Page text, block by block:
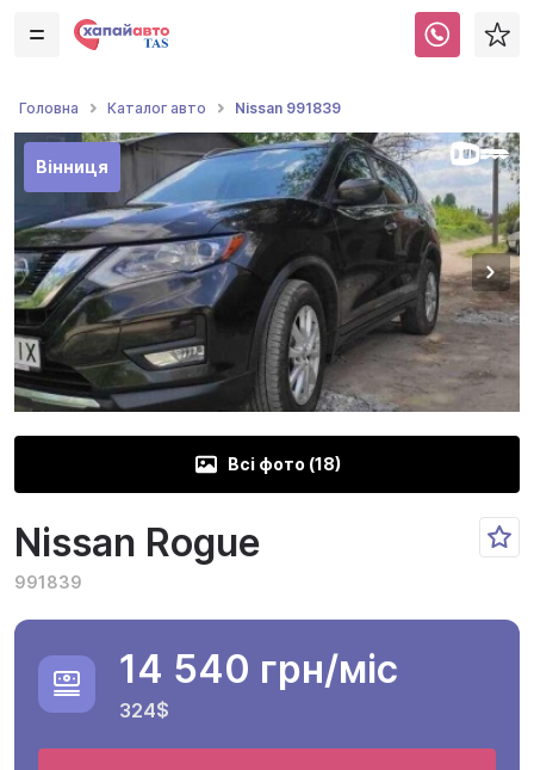
Головна Каталог авто Nissan 991839
Вінниця
Всі фото (18)
Nissan Rogue
991839
14 540 грн/міс
324$